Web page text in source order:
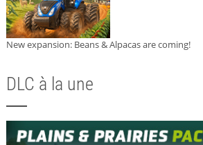
New expansion: Beans & Alpacas are coming!
DLC à la une